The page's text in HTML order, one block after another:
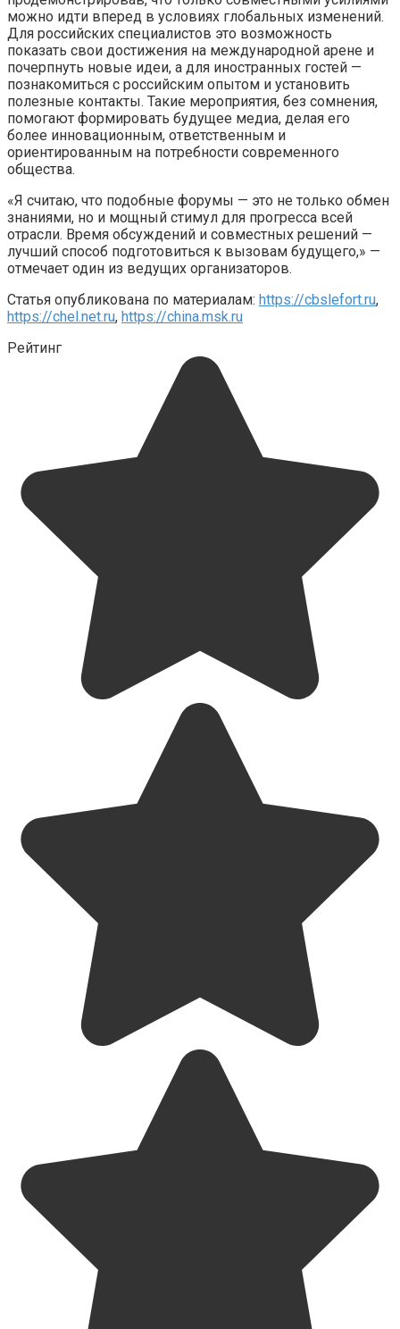
можно идти вперед в условиях глобальных изменений.
Для российских специалистов это возможность
показать свои достижения на международной арене и
почерпнуть новые идеи, а для иностранных гостей —
познакомиться с российским опытом и установить
полезные контакты. Такие мероприятия, без сомнения,
помогают формировать будущее медиа, делая его
более инновационным, ответственным и
ориентированным на потребности современного
общества.
«Я считаю, что подобные форумы — это не только обмен
знаниями, но и мощный стимул для прогресса всей
отрасли. Время обсуждений и совместных решений —
лучший способ подготовиться к вызовам будущего,» —
отмечает один из ведущих организаторов.
Статья опубликована по материалам: https://cbslefort.ru,
https://chel.net.ru, https://china.msk.ru
Рейтинг